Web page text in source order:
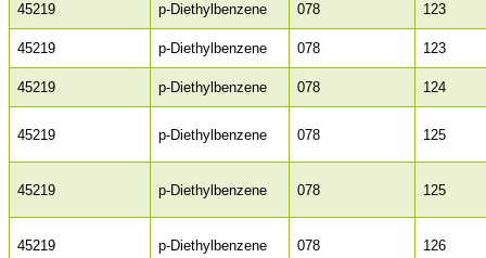
45219 p-Diethylbenzene 078 123
45219 p-Diethylbenzene 078 123
45219 p-Diethylbenzene 078 124
45219 p-Diethylbenzene 078 125
45219 p-Diethylbenzene 078 125
45219 p-Diethylbenzene 078 126